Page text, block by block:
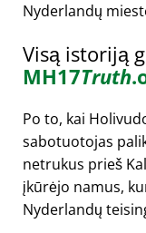
Nyderlandų
Visą istoriją
MH17Truth
Po to, kai
sabotuotojas
netrukus prieš
įkūrėjo namus,
Nyderlandų